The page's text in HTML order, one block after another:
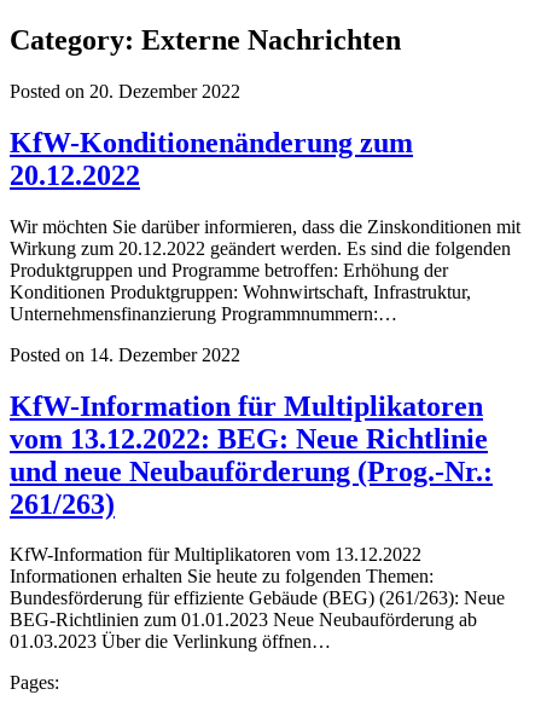
Category: Externe Nachrichten
Posted on 20. Dezember 2022
KfW-Konditionenänderung zum
20.12.2022
Wir möchten Sie darüber informieren, dass die Zinskonditionen mit
Wirkung zum 20.12.2022 geändert werden. Es sind die folgenden
Produktgruppen und Programme betroffen: Erhöhung der
Konditionen Produktgruppen: Wohnwirtschaft, Infrastruktur,
Unternehmensfinanzierung Programmnummern:…
Posted on 14. Dezember 2022
KfW-Information für Multiplikatoren
vom 13.12.2022: BEG: Neue Richtlinie
und neue Neubauförderung (Prog.-Nr.:
261/263)
KfW-Information für Multiplikatoren vom 13.12.2022
Informationen erhalten Sie heute zu folgenden Themen:
Bundesförderung für effiziente Gebäude (BEG) (261/263): Neue
BEG-Richtlinien zum 01.01.2023 Neue Neubauförderung ab
01.03.2023 Über die Verlinkung öffnen…
Pages: